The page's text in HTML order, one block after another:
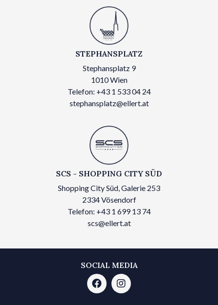
STEPHANSPLATZ
Stephansplatz 9
1010 Wien
Telefon: +43 1 533 04 24
stephansplatz@ellert.at
SCS - SHOPPING CITY SÜD
Shopping City Süd, Galerie 253
2334 Vösendorf
Telefon: +43 1 699 13 74
scs@ellert.at
SOCIAL MEDIA